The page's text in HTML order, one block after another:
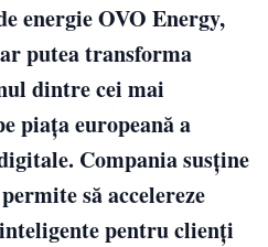
energie OVO Energy,
putea transforma
dintre cei mai
piața europeană a
Compania susține
să accelereze
pentru clienți